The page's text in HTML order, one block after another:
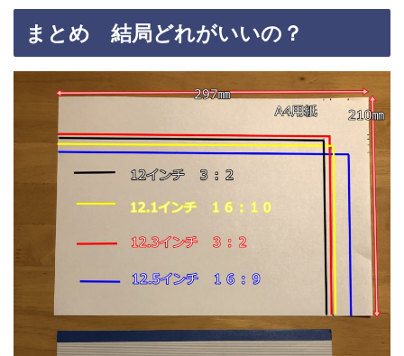
まとめ 結局どれがいいの？